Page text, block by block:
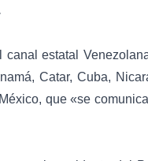
estatal
Catar, Cuba,
que «se